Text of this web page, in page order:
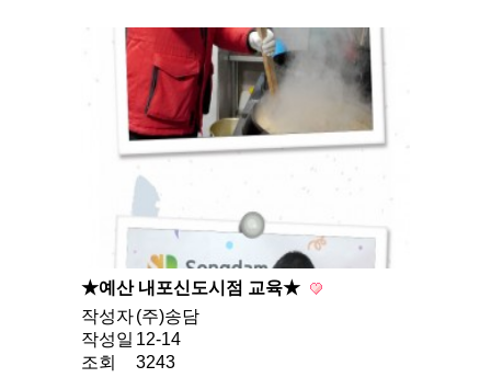
★예산 내포신도시점 교육★
작성자(주)송담
작성일 12-14
조회
3243